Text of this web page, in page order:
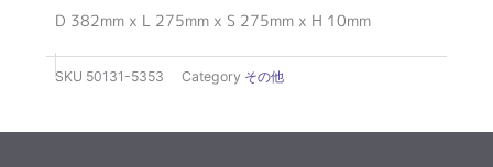
D 382mm x L 275mm x S 275mm x H 10mm
SKU 50131-5353 Category その他